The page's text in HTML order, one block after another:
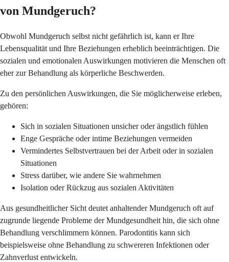
von Mundgeruch?
Obwohl Mundgeruch selbst nicht gefährlich ist, kann er Ihre
Lebensqualität und Ihre Beziehungen erheblich beeinträchtigen. Die
sozialen und emotionalen Auswirkungen motivieren die Menschen oft
eher zur Behandlung als körperliche Beschwerden.
Zu den persönlichen Auswirkungen, die Sie möglicherweise erleben,
gehören:
Sich in sozialen Situationen unsicher oder ängstlich fühlen
Enge Gespräche oder intime Beziehungen vermeiden
Vermindertes Selbstvertrauen bei der Arbeit oder in sozialen
Situationen
Stress darüber, wie andere Sie wahrnehmen
Isolation oder Rückzug aus sozialen Aktivitäten
Aus gesundheitlicher Sicht deutet anhaltender Mundgeruch oft auf
zugrunde liegende Probleme der Mundgesundheit hin, die sich ohne
Behandlung verschlimmern können. Parodontitis kann sich
beispielsweise ohne Behandlung zu schwereren Infektionen oder
Zahnverlust entwickeln.